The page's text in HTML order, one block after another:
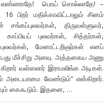
எண்ணாதே! பொய் சொல்லாதே! –
பிறர் மதிக்காவிட்டாலும் சினம்
திருவள்ளுவர்,
புலவர்கள், சித்தர்கள்,
மேனாட்டறிஞர்கள் எனப்
மீச்சிறு அளவு. அத்தகைய அணு
வள்ளலார் இராமலிங்க அடிகள்.
அடையாமை வேண்டும்“ என்கிறார்.
கைகூடும். இதனை, …